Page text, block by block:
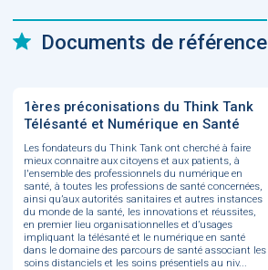
Documents de référence
1ères préconisations du Think Tank
Télésanté et Numérique en Santé
Les fondateurs du Think Tank ont cherché à faire
mieux connaitre aux citoyens et aux patients, à
l'ensemble des professionnels du numérique en
santé, à toutes les professions de santé concernées,
ainsi qu’aux autorités sanitaires et autres instances
du monde de la santé, les innovations et réussites,
en premier lieu organisationnelles et d’usages
impliquant la télésanté et le numérique en santé
dans le domaine des parcours de santé associant les
soins distanciels et les soins présentiels au niv...